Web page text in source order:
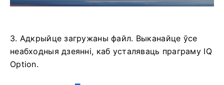
3. Адкрыйце загружаны файл. Выканайце ўсе
неабходныя дзеянні, каб усталяваць праграму IQ
Option.